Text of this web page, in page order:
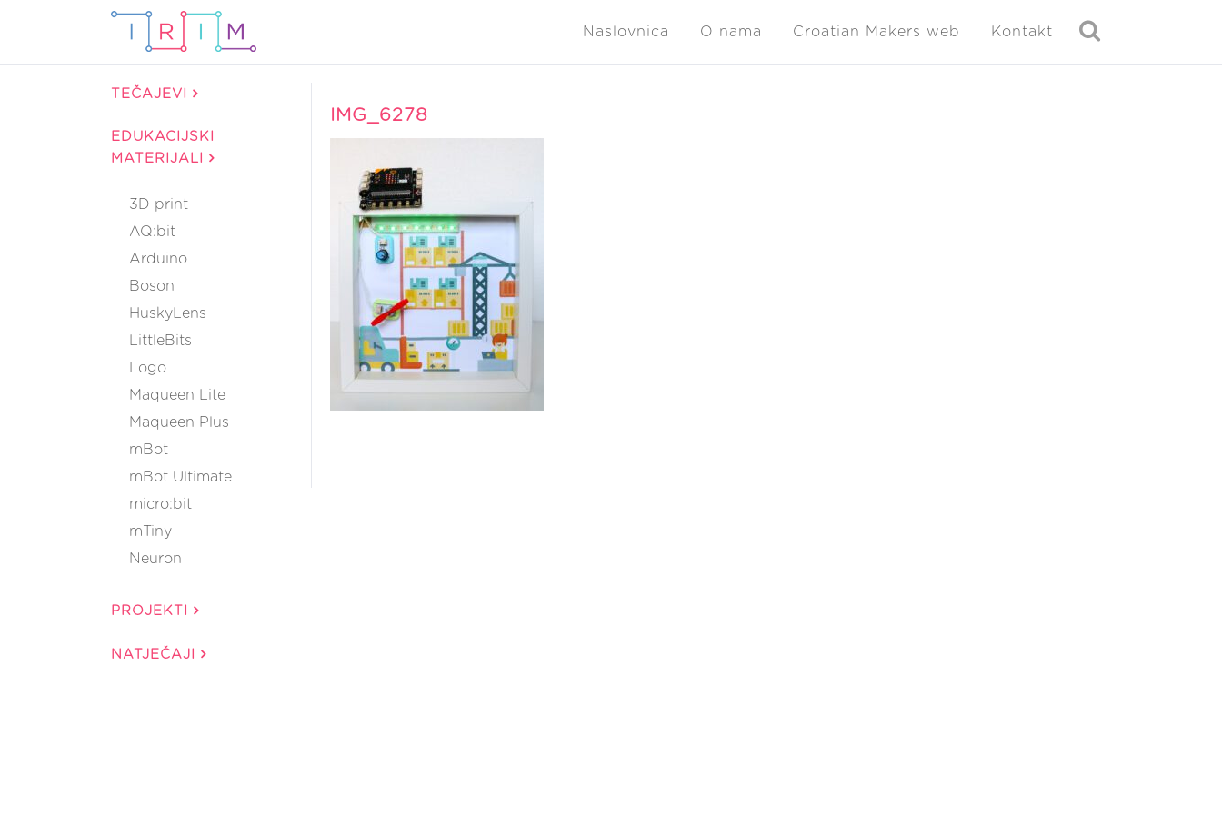
Naslovnica O nama Croatian Makers web Kontakt
TEČAJEVI
EDUKACIJSKI
MATERIJALI
3D print
AQ:bit
Arduino
Boson
HuskyLens
LittleBits
Logo
Maqueen Lite
Maqueen Plus
mBot
mBot Ultimate
micro:bit
mTiny
Neuron
PROJEKTI
NATJEČAJI
IMG_6278